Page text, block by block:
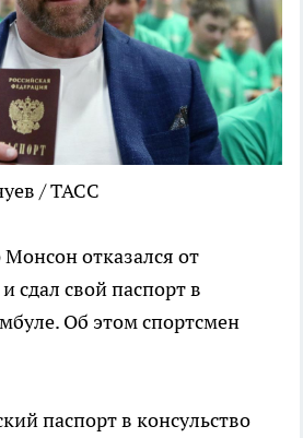
/ ТАСС
отказался от
сдал свой паспорт в
Об этом спортсмен
паспорт в консульство